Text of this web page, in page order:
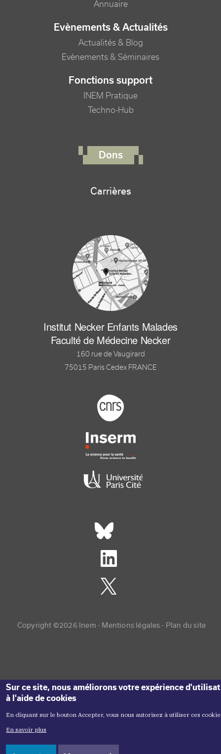
Annuaire
Evènements & Actualités
Actualités & Blog
Evènements & Séminaires
Fonctions support
INEM Pratique
Techno-Hub
Dons
Carrières
Institut Necker Enfants Malades
Faculté de Médecine Necker
160 rue de Vaugirard
75015 Paris Cedex FRANCE
Footer logo tutelles
Réseaux sociaux footer
Copyright ©2026 Inem - Copyright menu
Mentions légales Plan du site
Sur ce site, nous améliorons votre expérience
à l'aide de cookies
En cliquant sur le bouton Accepter, vous nous autorisez à utiliser ces
En savoir plus